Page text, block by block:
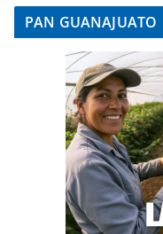
PAN GUANAJUATO